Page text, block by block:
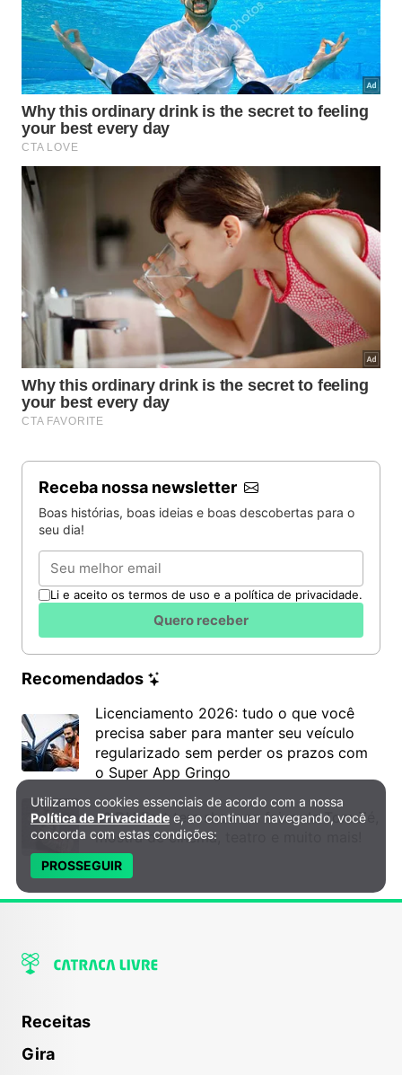
Receba nossa newsletter
Boas histórias, boas ideias e boas descobertas para o
seu dia!
Email
Li e aceito os termos de uso e a política de privacidade.
Quero receber
Recomendados
Licenciamento 2026: tudo o que você
precisa saber para manter seu veículo
regularizado sem perder os prazos com
o Super App Gringo
6º DH Fest tem show na faixa de Tom Zé,
mostra de cinema, teatro e muito mais!
Receitas
Gira
Política de Privacidade e Cookies
Utilizamos cookies essenciais de acordo com a nossa
Política de Privacidade e, ao continuar navegando, você
concorda com estas condições:
PROSSEGUIR